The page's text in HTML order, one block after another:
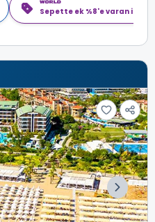
Sepette ek %8'e varan